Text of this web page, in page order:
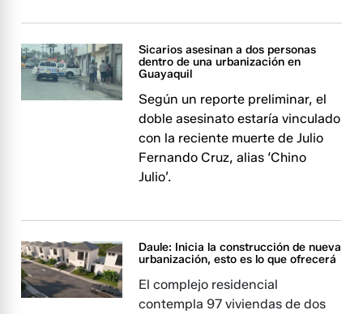
Sicarios asesinan a dos personas
dentro de una urbanización en
Guayaquil
Según un reporte preliminar, el
doble asesinato estaría vinculado
con la reciente muerte de Julio
Fernando Cruz, alias ‘Chino
Julio’.
Daule: Inicia la construcción de nueva
urbanización, esto es lo que ofrecerá
El complejo residencial
contempla 97 viviendas de dos